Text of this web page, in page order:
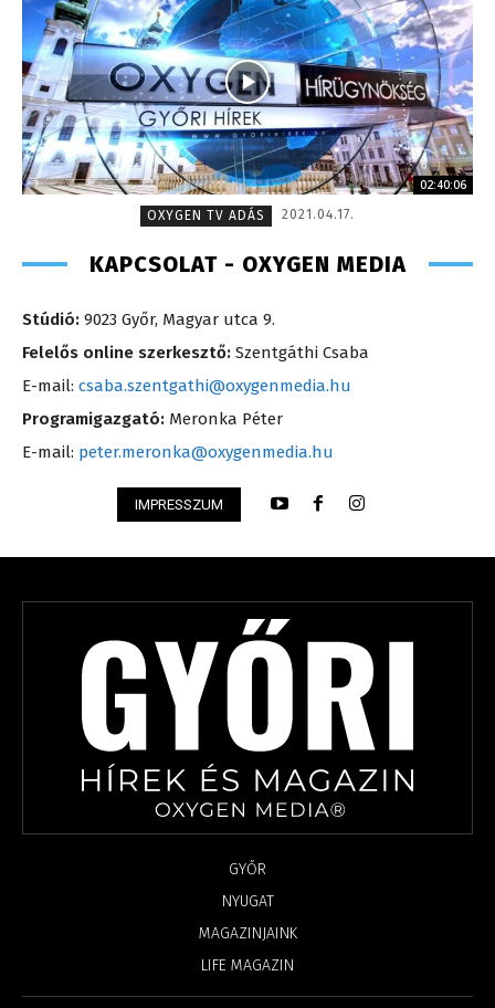
02:40:06
OXYGEN TV ADÁS
2021.04.17.
KAPCSOLAT - OXYGEN MEDIA
Stúdió: 9023 Győr, Magyar utca 9.
Felelős online szerkesztő: Szentgáthi Csaba
E-mail: csaba.szentgathi@oxygenmedia.hu
Programigazgató: Meronka Péter
E-mail: peter.meronka@oxygenmedia.hu
IMPRESSZUM
GYŐR
NYUGAT
MAGAZINJAINK
LIFE MAGAZIN